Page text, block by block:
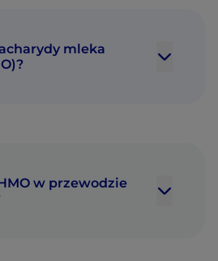
mleka
w przewodzie